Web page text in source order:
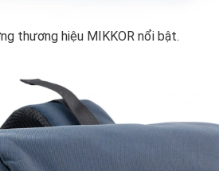
thương hiệu MIKKOR nổi bật.